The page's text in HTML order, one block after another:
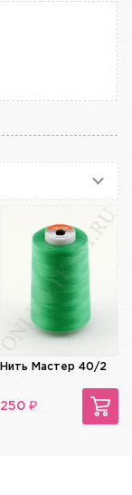
Нить Мастер 40/2
250 ₽